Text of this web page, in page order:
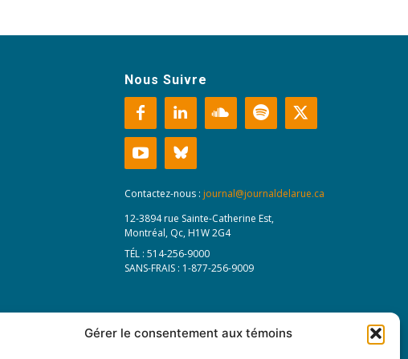
Gérer le consentement aux témoins
Nous Suivre
Contactez-nous : journal@journaldelarue.ca
12-3894 rue Sainte-Catherine Est,
Montréal, Qc, H1W 2G4
TÉL : 514-256-9000
SANS-FRAIS : 1-877-256-9009